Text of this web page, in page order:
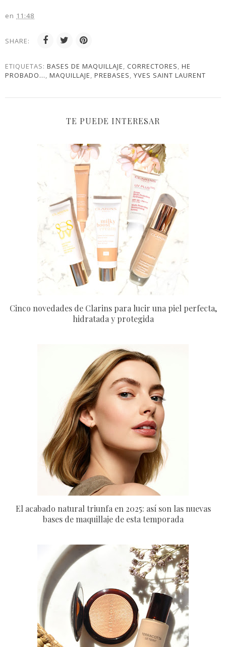
en 11:48
SHARE:
ETIQUETAS: BASES DE MAQUILLAJE, CORRECTORES, HE
PROBADO..., MAQUILLAJE, PREBASES, YVES SAINT LAURENT
TE PUEDE INTERESAR
Cinco novedades de Clarins para lucir una piel perfecta,
hidratada y protegida
El acabado natural triunfa en 2025: así son las nuevas
bases de maquillaje de esta temporada